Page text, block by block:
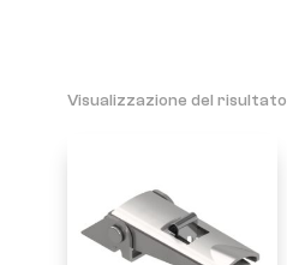
Visualizzazione del risultato